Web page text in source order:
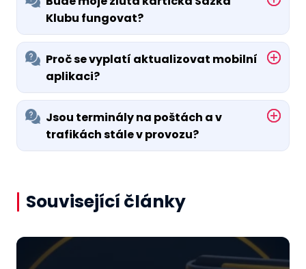
Klubu fungovat?
Proč se vyplatí aktualizovat mobilní
aplikaci?
Jsou terminály na poštách a v
trafikách stále v provozu?
Související články